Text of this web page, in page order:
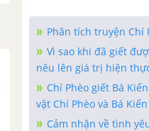
Phân tích truyện Chí
Vì sao khi đã giết
nêu lên giá trị hiện
Chí Phèo giết Bá
vật Chí Phèo và Bá Kiến
Cảm nhận về tình